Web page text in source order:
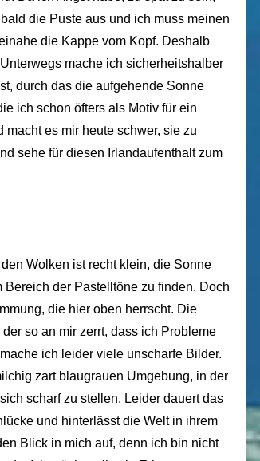
die Puste aus und ich muss meinen
die Kappe vom Kopf. Deshalb
mache ich sicherheitshalber
durch das die aufgehende Sonne
ich schon öfters als Motiv für ein
es mir heute schwer, sie zu
sehe für diesen Irlandaufenthalt zum
Wolken ist recht klein, die Sonne
der Pastelltöne zu finden. Doch
die hier oben herrscht. Die
so an mir zerrt, dass ich Probleme
ich leider viele unscharfe Bilder.
zart blaugrauen Umgebung, in der
scharf zu stellen. Leider dauert das
und hinterlässt die Welt in ihrem
Blick in mich auf, denn ich bin nicht